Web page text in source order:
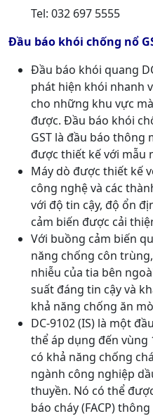
Tel: 032 697 5555
Đầu báo khói chống nổ
Đầu báo khói quang
phát hiện khói nhanh
cho những khu vực
được. Đầu báo khói
GST là đầu báo
được thiết kế với mẫu
Máy dò được thiết kế
công nghệ và các
với độ tin cậy, độ ổn
cảm biến được cải
Với buồng cảm biến
năng chống côn
nhiễu của tia bên
suất đáng tin cậy và
khả năng chống ăn
DC-9102 (IS) là một
thể áp dụng đến vùng
có khả năng chống
ngành công nghiệp
thuyền. Nó có thể
báo cháy (FACP)